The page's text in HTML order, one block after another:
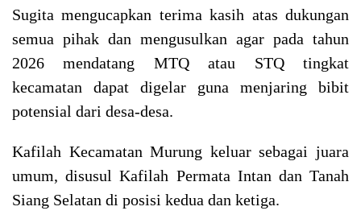
Sugita mengucapkan terima kasih atas dukungan
semua pihak dan mengusulkan agar pada tahun
2026 mendatang MTQ atau STQ tingkat
kecamatan dapat digelar guna menjaring bibit
potensial dari desa-desa.
Kafilah Kecamatan Murung keluar sebagai juara
umum, disusul Kafilah Permata Intan dan Tanah
Siang Selatan di posisi kedua dan ketiga.